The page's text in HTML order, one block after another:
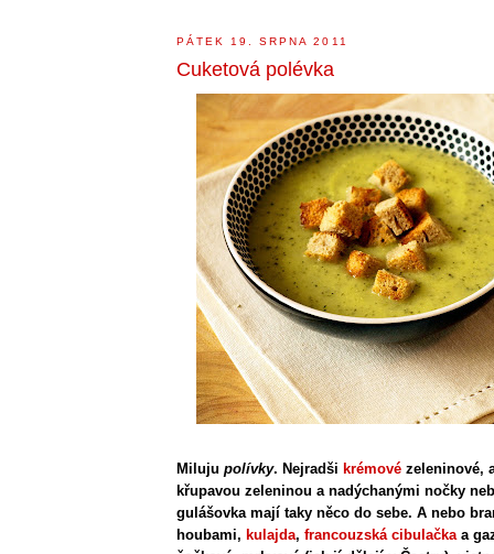
PÁTEK 19. SRPNA 2011
Cuketová polévka
Miluju polívky. Nejradši krémové zeleninové,
křupavou zeleninou a nadýchanými nočky
gulášovka mají taky něco do sebe. A nebo
houbami, kulajda, francouzská cibulačkaa